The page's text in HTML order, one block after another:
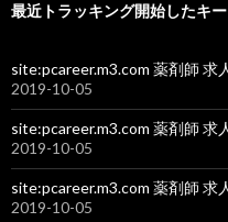
最近トラッキング開始したキ
site:pcareer.m3.com 薬剤師 求
2019-10-05
site:pcareer.m3.com 薬剤師 求
2019-10-05
site:pcareer.m3.com 薬剤師 求
2019-10-05